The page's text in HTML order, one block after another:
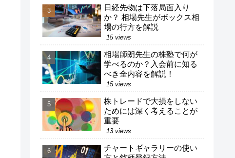
日経先物は下落局面入り
か？ 相場先生がボックス相
場の行方を解説
15 views
相場師朗先生の株塾で何が
学べるのか？入会前に知る
べき全内容を解説！
15 views
株トレードで大損をしない
ためには深く考えることが
重要
13 views
チャートギャラリーの使い